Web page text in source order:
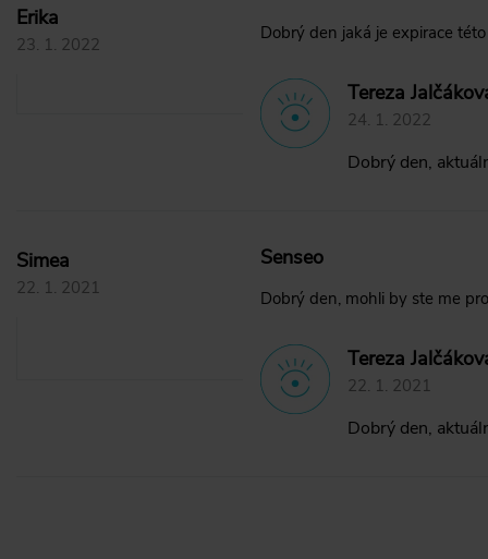
Erika
23. 1. 2022
Dobrý den jaká je expirace
Tereza
24. 1. 2022
Dobrý den,
Simea
22. 1. 2021
Senseo
Dobrý den, mohli by ste me
Tereza
22. 1. 2021
Dobrý den,